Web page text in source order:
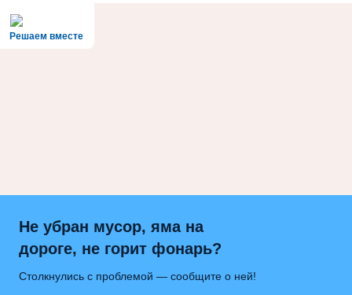
Решаем вместе
Не убран мусор, яма на
дороге, не горит фонарь?
Столкнулись с проблемой — сообщите о ней!